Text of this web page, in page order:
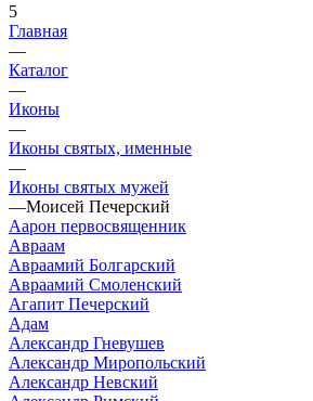
5
Главная
—
Каталог
—
Иконы
—
Иконы святых, именные
—
Иконы святых мужей
—Моисей Печерский
Аарон первосвященник
Авраам
Авраамий Болгарский
Авраамий Смоленский
Агапит Печерский
Адам
Александр Гневушев
Александр Миропольский
Александр Невский